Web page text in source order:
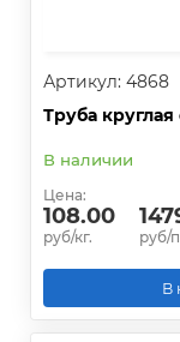
Артикул: 4868
Труба круглая
В наличии
Цена:
108.00
руб/кг. руб/
В